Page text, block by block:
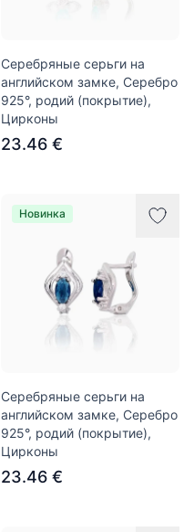
Серебряные серьги на
английском замке, Серебро
925°, родий (покрытие),
Цирконы
23.46 €
Новинка
Серебряные серьги на
английском замке, Серебро
925°, родий (покрытие),
Цирконы
23.46 €